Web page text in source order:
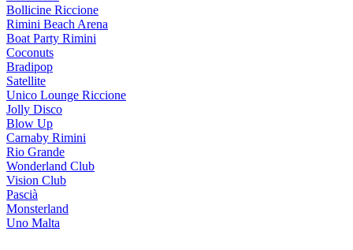
Bollicine Riccione
Rimini Beach Arena
Boat Party Rimini
Coconuts
Bradipop
Satellite
Unico Lounge Riccione
Jolly Disco
Blow Up
Carnaby Rimini
Rio Grande
Wonderland Club
Vision Club
Pascià
Monsterland
Uno Malta